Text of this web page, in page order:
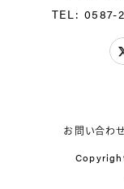
TEL: 0587-
お問い合わせ